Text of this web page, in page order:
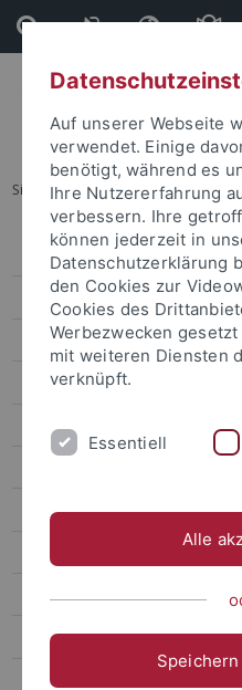
Direkt
zum
Inhalt
Direkt
zur
Fußleiste
Sie sind hier: Startseite ...
Personalrat Uni Tübingen
Aktuelles
Häufig gestellte Fragen (FAQs)
Aufgaben des Personalrats
Tariffragen
Jugend- und
Schwerbehindertenvertretung
Auf unserer Webseite
verwendet. Einige
benötigt, während es
Ihre Nutzererfahrung
verbessern. Ihre
können jederzeit in
Datenschutzerklärung
den Cookies zur
Cookies des
Werbezwecken
mit weiteren Diensten
verknüpft.
Essentiell
Alle